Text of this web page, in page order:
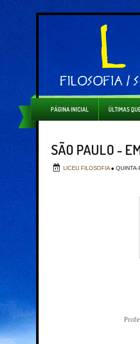
PÁGINA INICIAL ÚLTIMAS
SÃO PAULO -
LICEU FILOSOFIA ● QUINTA-